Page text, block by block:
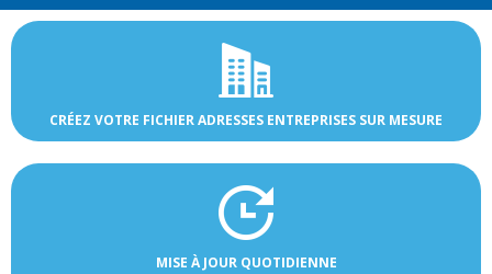
CRÉEZ VOTRE FICHIER ADRESSES ENTREPRISES SUR MESURE
MISE À JOUR QUOTIDIENNE